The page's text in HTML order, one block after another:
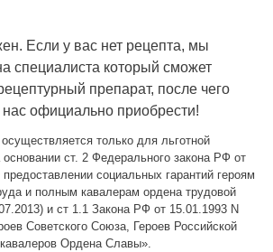
Если у вас нет рецепта, мы
специалиста который сможет
препарат, после чего
нас официально приобрести!
только для льготной
основании ст. 2 Федерального закона РФ от
социальных гарантий героям
и полным кавалерам ордена трудовой
и ст 1.1 Закона РФ от 15.01.1993 N
Советского Союза, Героев Российской
Ордена Славы».